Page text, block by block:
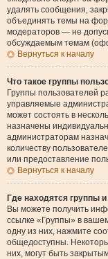
удалять сообщения,
объединять темы на
модераторов — не
обсуждаемым темам
Вернуться к началу
Что такое группы
Группы пользователей
управляемые
может состоять в
назначены
администраторам
количеству
или предоставление
Вернуться к началу
Где находятся группы
Вы можете получить
ссылке «Группы» в
одну из них, нажмите
общедоступны.
них, могут быть